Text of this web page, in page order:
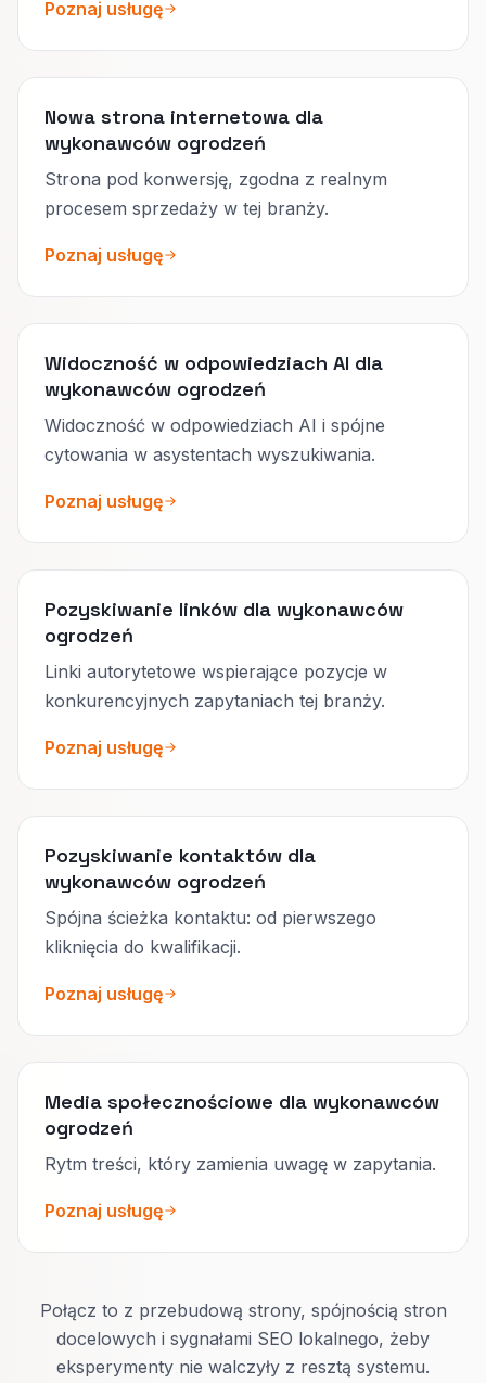
Poznaj usługę
Nowa strona internetowa dla
wykonawców ogrodzeń
Strona pod konwersję, zgodna z realnym
procesem sprzedaży w tej branży.
Poznaj usługę
Widoczność w odpowiedziach AI dla
wykonawców ogrodzeń
Widoczność w odpowiedziach AI i spójne
cytowania w asystentach wyszukiwania.
Poznaj usługę
Pozyskiwanie linków dla wykonawców
ogrodzeń
Linki autorytetowe wspierające pozycje w
konkurencyjnych zapytaniach tej branży.
Poznaj usługę
Pozyskiwanie kontaktów dla
wykonawców ogrodzeń
Spójna ścieżka kontaktu: od pierwszego
kliknięcia do kwalifikacji.
Poznaj usługę
Media społecznościowe dla wykonawców
ogrodzeń
Rytm treści, który zamienia uwagę w zapytania.
Poznaj usługę
Połącz to z przebudową strony, spójnością stron
docelowych i sygnałami SEO lokalnego, żeby
eksperymenty nie walczyły z resztą systemu.